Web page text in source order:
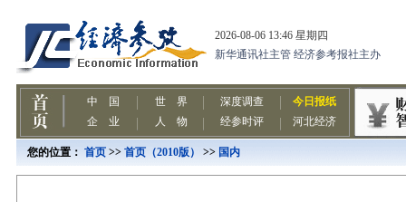
您的位置： 首页 >> 首页（2010版） >> 国内